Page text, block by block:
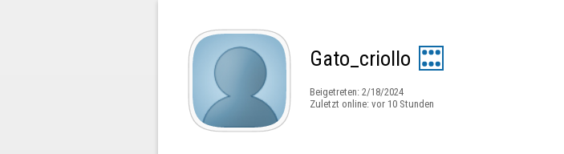
Gato_criollo
Beigetreten: 2/18/2024
Zuletzt online: vor 10 Stunden